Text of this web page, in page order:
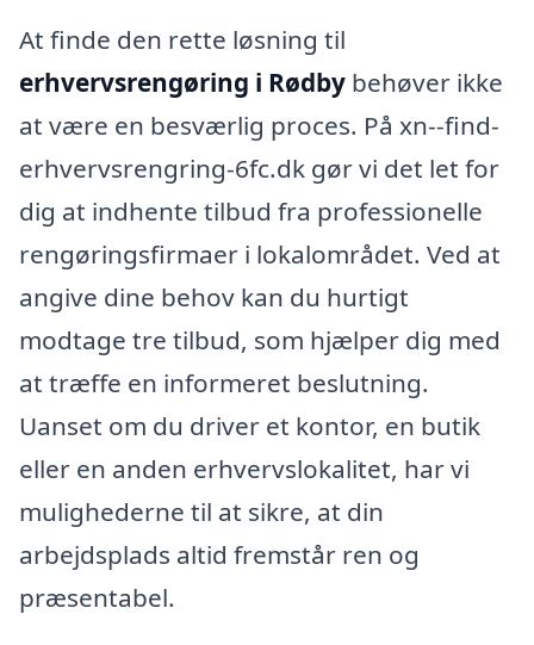
At finde den rette løsning til
erhvervsrengøring i Rødby behøver ikke
at være en besværlig proces. På xn--find-
erhvervsrengring-6fc.dk gør vi det let for
dig at indhente tilbud fra professionelle
rengøringsfirmaer i lokalområdet. Ved at
angive dine behov kan du hurtigt
modtage tre tilbud, som hjælper dig med
at træffe en informeret beslutning.
Uanset om du driver et kontor, en butik
eller en anden erhvervslokalitet, har vi
mulighederne til at sikre, at din
arbejdsplads altid fremstår ren og
præsentabel.